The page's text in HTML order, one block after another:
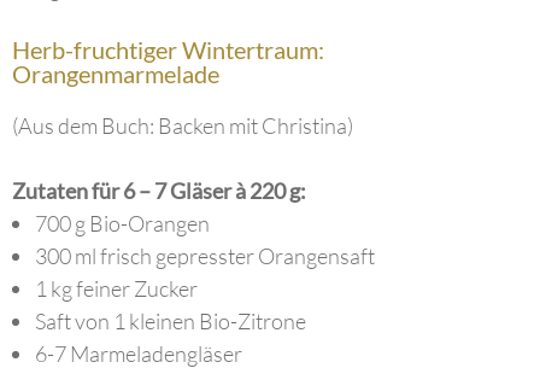
Herb-fruchtiger Wintertraum:
Orangenmarmelade
(Aus dem Buch: Backen mit Christina)
Zutaten für 6 – 7 Gläser à 220 g:
700 g Bio-Orangen
300 ml frisch gepresster Orangensaft
1 kg feiner Zucker
Saft von 1 kleinen Bio-Zitrone
6-7 Marmeladengläser